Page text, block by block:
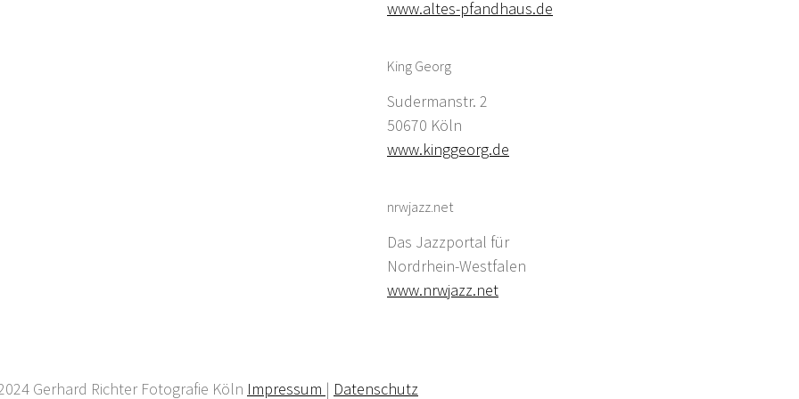
www.altes-pfandhaus.de
King Georg
Sudermanstr. 2
50670 Köln
www.kinggeorg.de
nrwjazz.net
Das Jazzportal für
Nordrhein-Westfalen
www.nrwjazz.net
Gerhard Richter Fotografie Köln Impressum | Datenschutz